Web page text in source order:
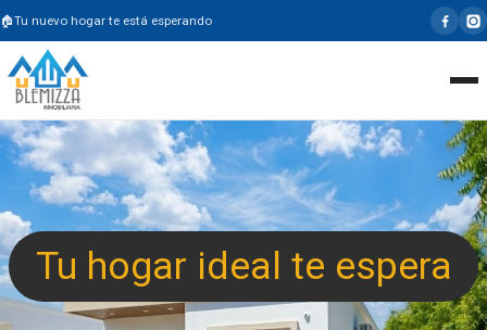
Tu nuevo hogar te está esperando
Tu hogar ideal te espera